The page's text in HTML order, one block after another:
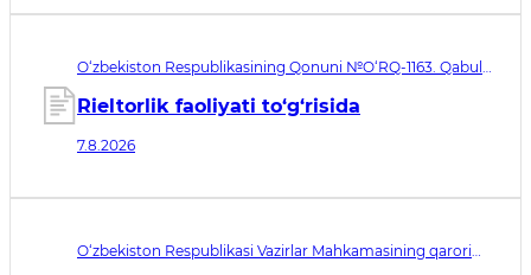
O‘zbekiston Respublikasining Qonuni №O‘RQ-1163. Qabul
Rieltorlik faoliyati to‘g‘risida
7.8.2026
O‘zbekiston Respublikasi Vazirlar Mahkamasining qarori